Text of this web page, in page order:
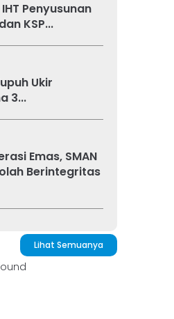
Penyusunan
KSP...
Ukir
3...
Emas, SMAN
Berintegritas
Lihat Semuanya